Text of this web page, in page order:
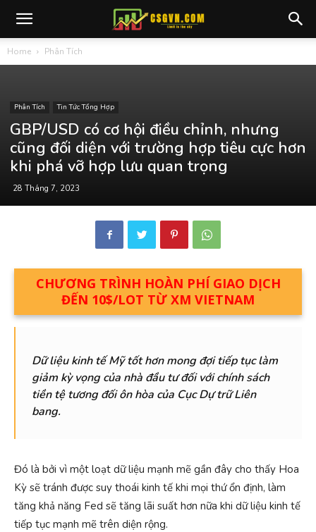
Home Phân Tích
Phân Tích Tin Tức Tổng Hợp
GBP/USD có cơ hội điều chỉnh, nhưng
cũng đối diện với trường hợp tiêu cực hơn
khi phá vỡ hợp lưu quan trọng
28 Tháng 7, 2023
CHƯƠNG TRÌNH HOÀN PHÍ GIAO DỊCH
ĐẾN 10$/LOT TỪ XM VIETNAM
Dữ liệu kinh tế Mỹ tốt hơn mong đợi tiếp tục làm
giảm kỳ vọng của nhà đầu tư đối với chính sách
tiền tệ tương đối ôn hòa của Cục Dự trữ Liên
bang.
Đó là bởi vì một loạt dữ liệu mạnh mẽ gần đây cho thấy Hoa
Kỳ sẽ tránh được suy thoái kinh tế khi mọi thứ ổn định, làm
tăng khả năng Fed sẽ tăng lãi suất hơn nữa khi dữ liệu kinh tế
tiếp tục mạnh mẽ trên diện rộng.